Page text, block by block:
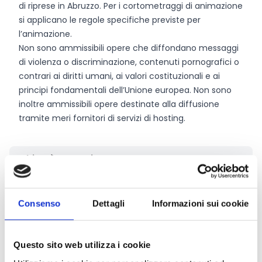
Consenso Dettagli Informazioni sui cookie
Questo sito web utilizza i cookie
di riprese in Abruzzo. Per i cortometraggi di animazione
si applicano le regole specifiche previste per
l’animazione.
Non sono ammissibili opere che diffondano messaggi
di violenza o discriminazione, contenuti pornografici o
contrari ai diritti umani, ai valori costituzionali e ai
principi fondamentali dell’Unione europea. Non sono
inoltre ammissibili opere destinate alla diffusione
tramite meri fornitori di servizi di hosting.
Chi può partecipare
Possono beneficiare delle agevolazioni previste bando
le Micro, Piccole e Medie Imprese (MPMI), anche in
Le MPMI devono operare nel settore di “Attività di